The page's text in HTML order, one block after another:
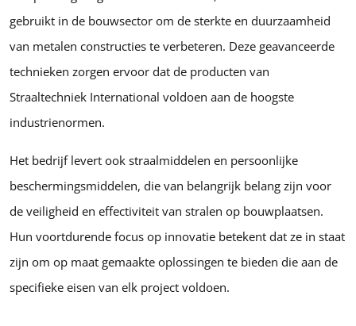
gebruikt in de bouwsector om de sterkte en duurzaamheid
van metalen constructies te verbeteren. Deze geavanceerde
technieken zorgen ervoor dat de producten van
Straaltechniek International voldoen aan de hoogste
industrienormen.
Het bedrijf levert ook straalmiddelen en persoonlijke
beschermingsmiddelen, die van belangrijk belang zijn voor
de veiligheid en effectiviteit van stralen op bouwplaatsen.
Hun voortdurende focus op innovatie betekent dat ze in staat
zijn om op maat gemaakte oplossingen te bieden die aan de
specifieke eisen van elk project voldoen.